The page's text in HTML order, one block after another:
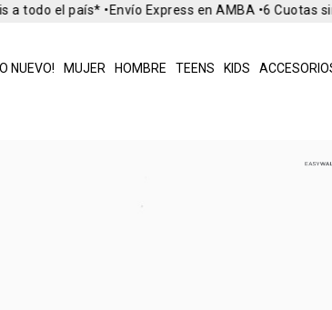
NUEVO! MUJER HOMBRE TEENS KIDS
todo el país* •Envío Express en AMBA •6 Cuotas sin